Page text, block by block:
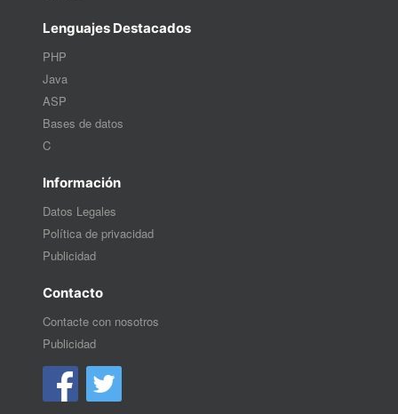
Lenguajes Destacados
PHP
Java
ASP
Bases de datos
C
Información
Datos Legales
Política de privacidad
Publicidad
Contacto
Contacte con nosotros
Publicidad